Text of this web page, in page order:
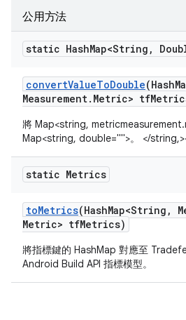
公用方法
static HashMap<String ,
convertValueToDouble(Hash
Measurement. Metric> tf
將 Map<string,
Map<string, double="">。 </
static Metrics
toMetrics(HashMap<String ,
Metric> tfMetrics)
將指標鍵的 HashMap 對應至
Android Build API 指標模型。